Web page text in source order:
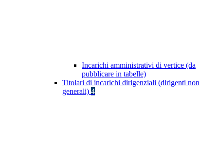
Incarichi amministrativi di vertice (da
pubblicare in tabelle)
Titolari di incarichi dirigenziali (dirigenti non
generali) 4